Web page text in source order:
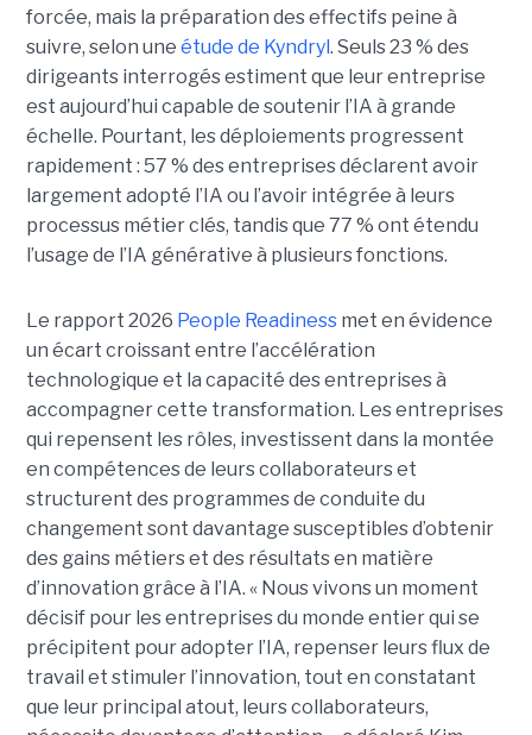
forcée, mais la préparation des effectifs peine à
suivre, selon une étude de Kyndryl. Seuls 23 % des
dirigeants interrogés estiment que leur entreprise
est aujourd’hui capable de soutenir l’IA à grande
échelle. Pourtant, les déploiements progressent
rapidement : 57 % des entreprises déclarent avoir
largement adopté l’IA ou l’avoir intégrée à leurs
processus métier clés, tandis que 77 % ont étendu
l’usage de l’IA générative à plusieurs fonctions.
Le rapport 2026 People Readiness met en évidence
un écart croissant entre l’accélération
technologique et la capacité des entreprises à
accompagner cette transformation. Les entreprises
qui repensent les rôles, investissent dans la montée
en compétences de leurs collaborateurs et
structurent des programmes de conduite du
changement sont davantage susceptibles d’obtenir
des gains métiers et des résultats en matière
d’innovation grâce à l’IA. « Nous vivons un moment
décisif pour les entreprises du monde entier qui se
précipitent pour adopter l’IA, repenser leurs flux de
travail et stimuler l’innovation, tout en constatant
que leur principal atout, leurs collaborateurs,